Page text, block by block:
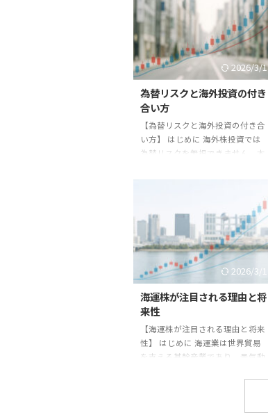
2026/3/1
為替リスクと海外投資の付き
合い方
【為替リスクと海外投資の付き合
い方】 はじめに 海外株投資では
為替リスクを無視できません。本
値が変動することで、投資成果が
影響を受けることです。株価が上
がっても円高が進むと利益が減少
する可能性があります。 対策方法
1. **為替ヘッジ**：為替変動を抑
える仕組みを利用。 2. **分散投資
**：複数通貨に分散してリスク軽
減。 3. **長期投資**：短期的な為
替変動を吸収する。 実例 ある投
資家は米国株投資で円高 ...
2026/3/1
海運株が注目される理由と将
来性
【海運株が注目される理由と将来
性】 はじめに 海運業は世界貿易
を支える基幹産業であり、景気動
す。本記事では海運株の魅力と将